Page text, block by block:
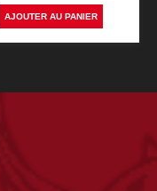
AJOUTER AU PANIER